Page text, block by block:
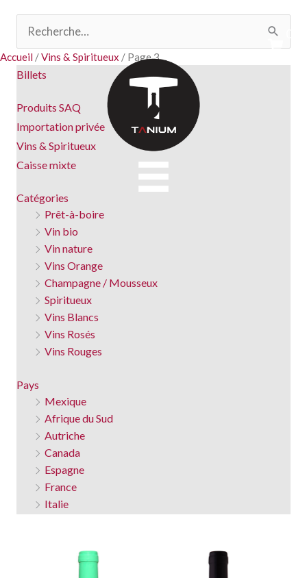
contenu
0
Accueil /Vins & Spiritueux / Page 3
Billets
Produits SAQ
Importation privée
Vins & Spiritueux
Caisse mixte
Catégories
Prêt-à-boire
Vin bio
Vin nature
Vins Orange
Champagne / Mousseux
Spiritueux
Vins Blancs
Vins Rosés
Vins Rouges
Pays
Mexique
Afrique du Sud
Autriche
Canada
Espagne
France
Italie